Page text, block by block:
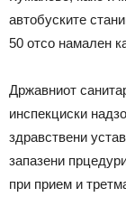
автобуските
50 отсо намален
Државниот
инспекциски
здравствени
запазени
при прием и